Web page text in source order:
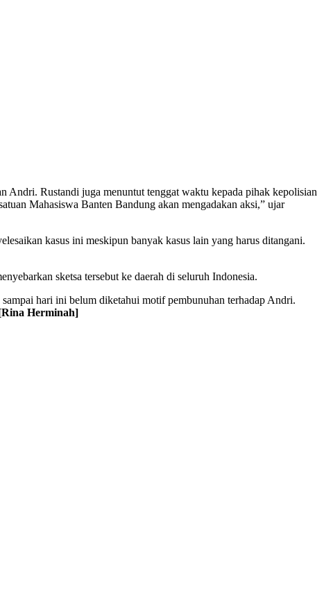
Andri. Rustandi juga menuntut tenggat waktu kepada pihak kepolisian
Mahasiswa Banten Bandung akan mengadakan aksi,” ujar
kasus ini meskipun banyak kasus lain yang harus ditangani.
sketsa tersebut ke daerah di seluruh Indonesia.
hari ini belum diketahui motif pembunuhan terhadap Andri.
Herminah]